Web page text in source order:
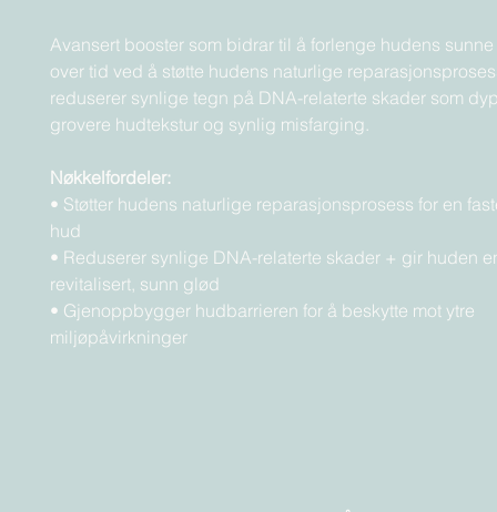
Avansert booster som bidrar til å forlenge hudens
over tid ved å støtte hudens naturlige
reduserer synlige tegn på DNA-relaterte skader som
grovere hudtekstur og synlig misfarging.
Nøkkelfordeler:
• Støtter hudens naturlige reparasjonsprosess for en
hud
• Reduserer synlige DNA-relaterte skader + gir huden
revitalisert, sunn glød
• Gjenoppbygger hudbarrieren for å beskytte mot ytre
miljøpåvirkninger